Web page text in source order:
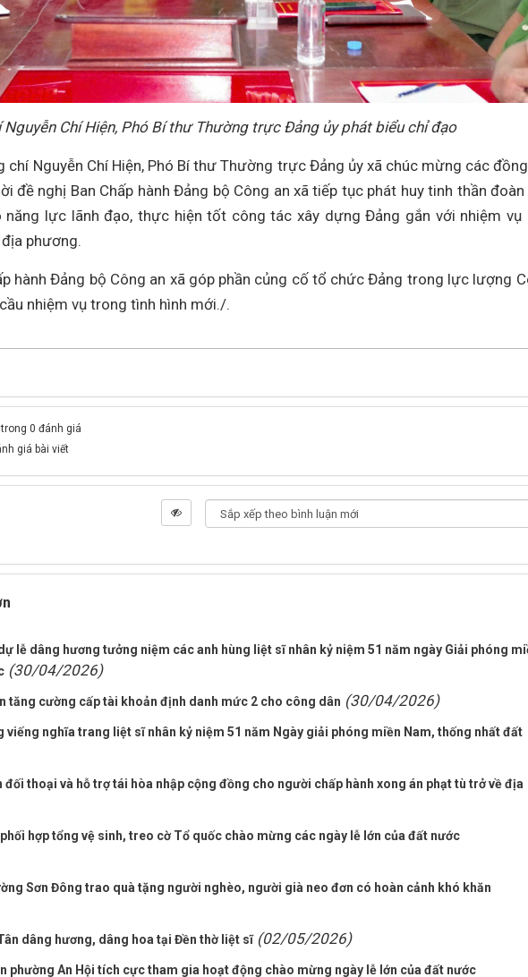
Chí Hiện, Phó Bí thư Thường trực Đảng ủy phát biểu chỉ đạo
chí Nguyễn Chí Hiện, Phó Bí thư Thường trực Đảng ủy xã chúc mừng các
đề nghị Ban Chấp hành Đảng bộ Công an xã tiếp tục phát huy tinh thần đoàn
năng lực lãnh đạo, thực hiện tốt công tác xây dựng Đảng gắn với nhiệm vụ
phương.
hành Đảng bộ Công an xã góp phần củng cố tổ chức Đảng trong lực lượng
nhiệm vụ trong tình hình mới./.
0 đánh giá
giá bài viết
lễ dâng hương tưởng niệm các anh hùng liệt sĩ nhân kỷ niệm 51 năm ngày Giải phóng
(30/04/2026)
tăng cường cấp tài khoản định danh mức 2 cho công dân (30/04/2026)
viếng nghĩa trang liệt sĩ nhân kỷ niệm 51 năm Ngày giải phóng miền Nam, thống nhất đất
đối thoại và hỗ trợ tái hòa nhập cộng đồng cho người chấp hành xong án phạt tù trở về địa
hợp tổng vệ sinh, treo cờ Tổ quốc chào mừng các ngày lễ lớn của đất nước
Sơn Đông trao quà tặng người nghèo, người già neo đơn có hoàn cảnh khó khăn
dâng hương, dâng hoa tại Đền thờ liệt sĩ (02/05/2026)
phường An Hội tích cực tham gia hoạt động chào mừng ngày lễ lớn của đất nước